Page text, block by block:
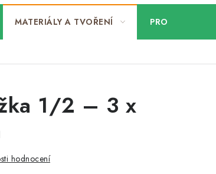
MATERIÁLY A TVOŘENÍ PRO FIRMY
1/2 – 3 x
hodnocení